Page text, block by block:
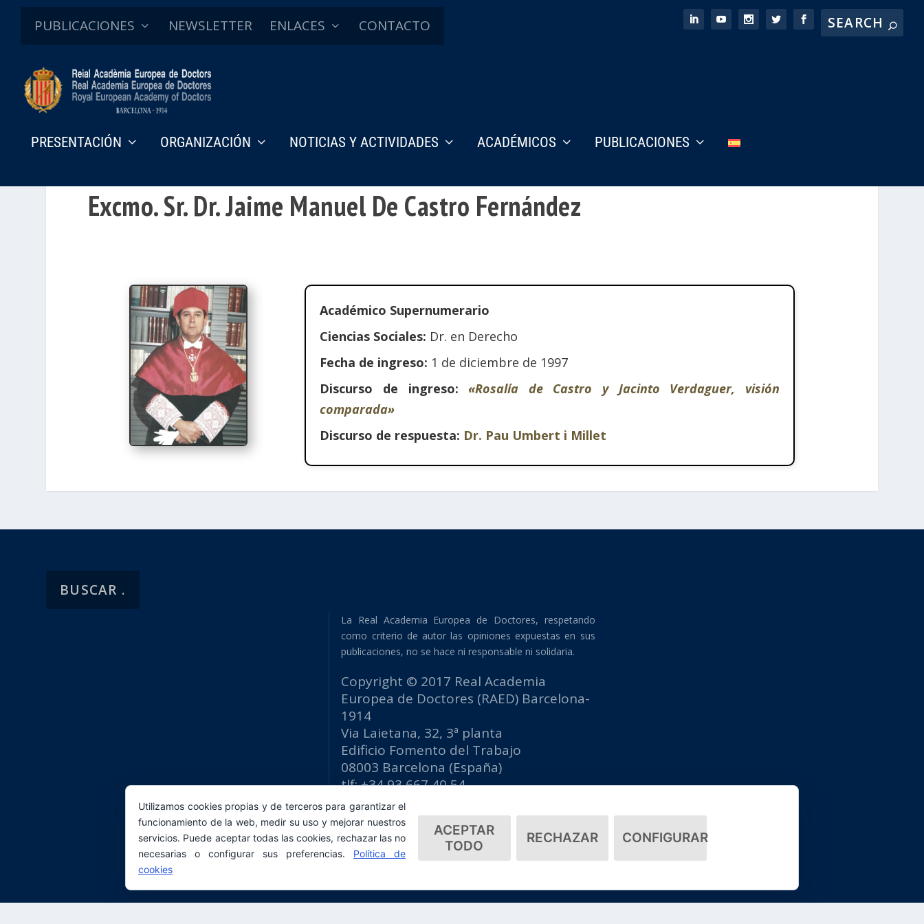
PUBLICACIONES NEWSLETTER ENLACES CONTACTO
PRESENTACIÓN ORGANIZACIÓN NOTICIAS Y ACTIVIDADES ACADÉMICOS PUBLICACIONES
Excmo. Sr. Dr. Jaime Manuel De Castro Fernández
Académico Supernumerario
Ciencias Sociales: Dr. en Derecho
Fecha de ingreso: 1 de diciembre de 1997
Discurso de ingreso:«Rosalía de Castro y Jacinto Verdaguer, visión
comparada»
Discurso de respuesta: Dr. Pau Umbert i Millet
La Real Academia Europea de Doctores, respetando
como criterio de autor las opiniones expuestas en sus
publicaciones, no se hace ni responsable ni solidaria.
Copyright © 2017 Real Academia
Europea de Doctores (RAED) Barcelona-
1914
Via Laietana, 32, 3ª planta
Edificio Fomento del Trabajo
08003 Barcelona (España)
tlf: +34 93 667 40 54
secretaria@raed.academy
Contacto y suscripción Newsletter
Política de privacidad
Utilizamos cookies propias y de terceros para garantizar el
funcionamiento de la web, medir su uso y mejorar nuestros
servicios. Puede aceptar todas las cookies, rechazar las no
necesarias o configurar sus preferencias. Política de
cookies
ACEPTAR
TODO
RECHAZAR CONFIGURAR